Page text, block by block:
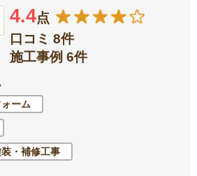
4.4点
口コミ 8件
施工事例 6件
ーム
・補修工事